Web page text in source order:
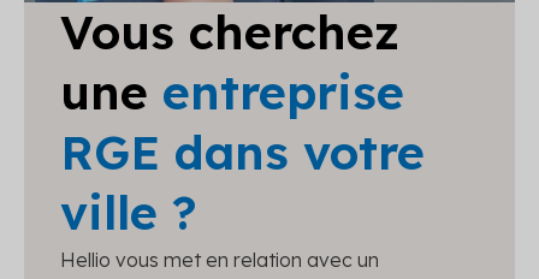
Vous cherchez
une entreprise
RGE dans votre
ville ?
Hellio vous met en relation avec un